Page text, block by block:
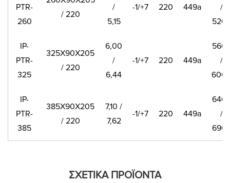
PTR-
260
/ 220
/
5,15
-1/+7 220 449a
/
IP-
PTR-
325
325X90X205
/ 220
6,00
/
6,44
-1/+7 220 449a
/
IP-
PTR-
385
385X90X205
/ 220
7,10 /
7,62
-1/+7 220 449a
/
ΣΧΕΤΙΚΑ ΠΡΟΪΟΝΤΑ